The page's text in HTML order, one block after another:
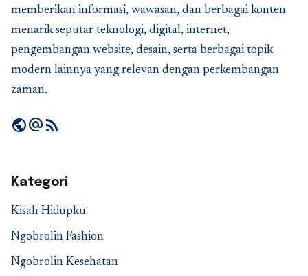
memberikan informasi, wawasan, dan berbagai konten
menarik seputar teknologi, digital, internet,
pengembangan website, desain, serta berbagai topik
modern lainnya yang relevan dengan perkembangan
zaman.
publicalternate_emailrss_feed
Kategori
Kisah Hidupku
Ngobrolin Fashion
Ngobrolin Kesehatan